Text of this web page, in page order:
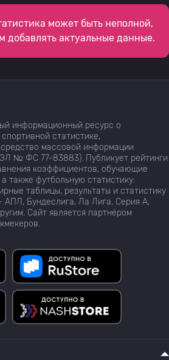
может быть неполной,
добавлять актуальные данные.
информационный ресурс о
статистике,
массовой информации
№ ФС 77-83883). Публикует рейтинги
коэффициентов, обучающие
также футбольную статистику:
таблицы, результаты и статистику
Бундеслига, Ла Лига, Серия А,
Сайт является партнёром